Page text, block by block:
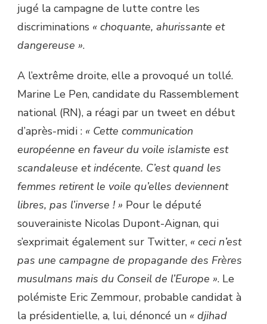
jugé la campagne de lutte contre les
discriminations « choquante, ahurissante et
dangereuse ».
A l’extrême droite, elle a provoqué un tollé.
Marine Le Pen, candidate du Rassemblement
national (RN), a réagi par un tweet en début
d’après-midi : « Cette communication
européenne en faveur du voile islamiste est
scandaleuse et indécente. C’est quand les
femmes retirent le voile qu’elles deviennent
libres, pas l’inverse ! » Pour le député
souverainiste Nicolas Dupont-Aignan, qui
s’exprimait également sur Twitter, « ceci n’est
pas une campagne de propagande des Frères
musulmans mais du Conseil de l’Europe ». Le
polémiste Eric Zemmour, probable candidat à
la présidentielle, a, lui, dénoncé un « djihad